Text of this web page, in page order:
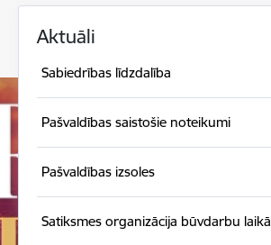
Aktuāli
Sabiedrības līdzdalība
Pašvaldības saistošie noteikumi
Pašvaldības izsoles
Satiksmes organizācija būvdarbu laikā